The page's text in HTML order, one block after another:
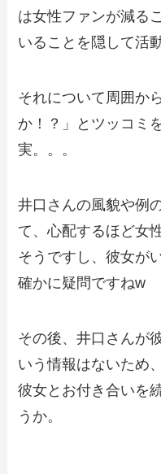
は女性ファンが減る
いることを隠して活
それについて周囲か
か！？」とツッコミ
実。。。
井口さんの風貌や例
て、心配するほど女
そうですし、彼女が
確かに疑問ですねw
その後、井口さんが
いう情報はないため
彼女とお付き合いを
うか。